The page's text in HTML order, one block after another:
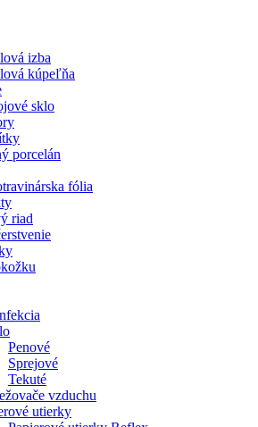
izba
kúpeľňa
sklo
porcelán
fólia
riad
Penové
Sprejové
Tekuté
vzduchu
utierky